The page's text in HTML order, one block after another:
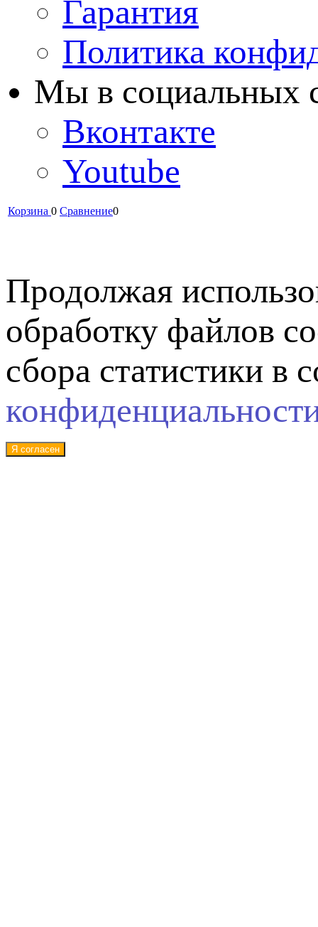
Гарантия
Политика
Мы в cоциальных
Вконтакте
Youtube
Корзина 0 Сравнение0
Продолжая
обработку файлов
сбора статистики в
Я согласен